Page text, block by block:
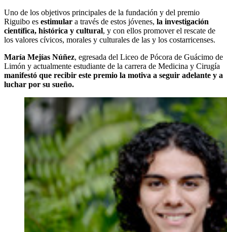
Uno de los objetivos principales de la fundación y del premio
Riguibo es estimular a través de estos jóvenes, la investigación
científica, histórica y cultural, y con ellos promover el rescate de
los valores cívicos, morales y culturales de las y los costarricenses.
María Mejías Núñez, egresada del Liceo de Pócora de Guácimo de
Limón y actualmente estudiante de la carrera de Medicina y Cirugía
manifestó que recibir este premio la motiva a seguir adelante y a
luchar por su sueño.